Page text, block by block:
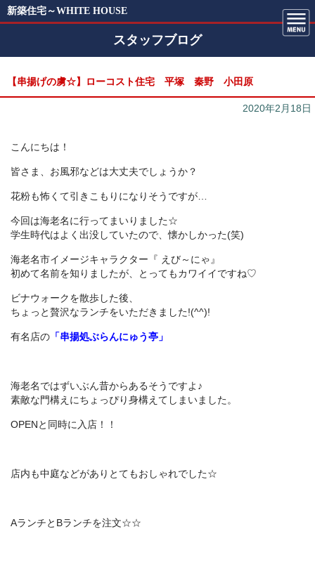
新築住宅～WHITE HOUSE
スタッフブログ
【串揚げの虜☆】ローコスト住宅 平塚 秦野 小田原
2020年2月18日
こんにちは！
皆さま、お風邪などは大丈夫でしょうか？
花粉も怖くて引きこもりになりそうですが…
今回は海老名に行ってまいりました☆
学生時代はよく出没していたので、懐かしかった(笑)
海老名市イメージキャラクター『 えび～にゃ』
初めて名前を知りましたが、とってもカワイイですね♡
ビナウォークを散歩した後、
ちょっと贅沢なランチをいただきました!(^^)!
有名店の 「串揚処ぶらんにゅう亭」
海老名ではずいぶん昔からあるそうですよ♪
素敵な門構えにちょっぴり身構えてしまいました。
OPENと同時に入店！！
店内も中庭などがありとてもおしゃれでした☆
AランチとBランチを注文☆☆